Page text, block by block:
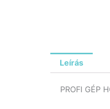
Leírás
PROFI GÉP